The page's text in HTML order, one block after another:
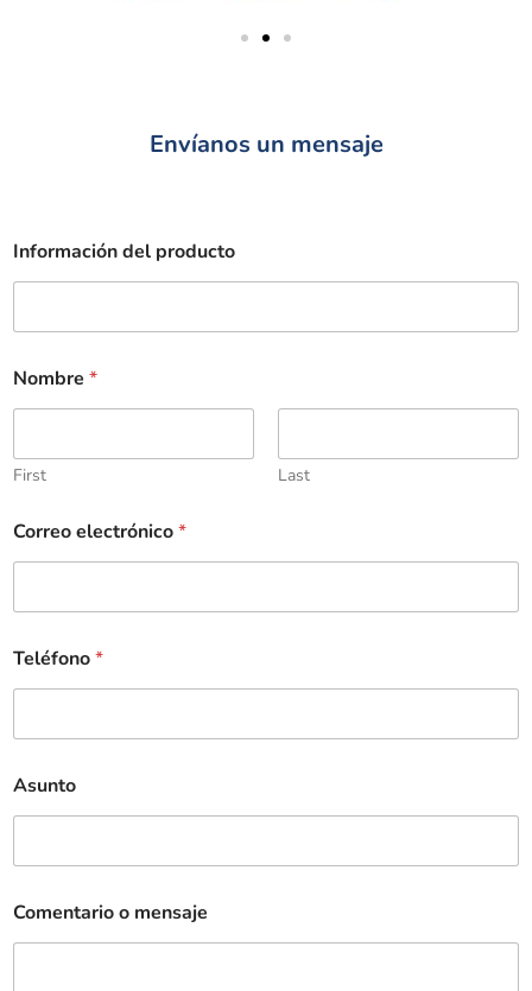
Envíanos un mensaje
Información del producto
Nombre *
First Last
Correo electrónico*
Teléfono*
Asunto
Comentario o mensaje